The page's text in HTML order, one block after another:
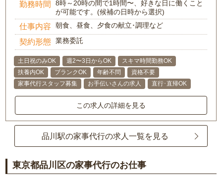
勤務時間
8時～20時の間で1時間〜、好きな日に働くこと
が可能です。(候補の日時から選択)
仕事内容 朝食、昼食、夕食の献立･調理など
契約形態 業務委託
土日祝のみOK 週2〜3日からOK
スキマ時間勤務OK
扶養内OK
ブランクOK 年齢不問
資格不要
家事代行スタッフ募集
お手伝いさんの求人 直行･直帰OK
この求人の詳細を見る
品川駅の家事代行の求人一覧を見る
東京都品川区の家事代行のお仕事